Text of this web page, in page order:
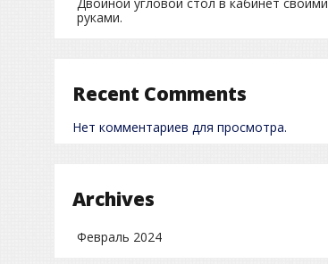
руками.
Recent Comments
Нет комментариев для просмотра.
Archives
Февраль 2024